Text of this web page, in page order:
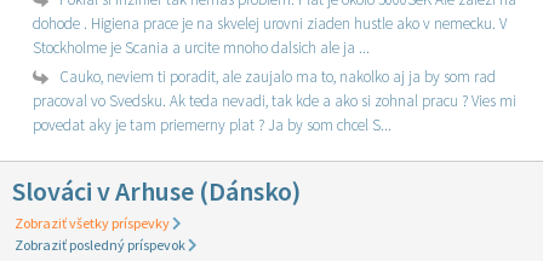
dohode . Higiena prace je na skvelej urovni ziaden hustle ako v nemecku. V
Stockholme je Scania a urcite mnoho dalsich ale ja ...
Cauko, neviem ti poradit, ale zaujalo ma to, nakolko aj ja by som rad
pracoval vo Svedsku. Ak teda nevadi, tak kde a ako si zohnal pracu ? Vies mi
povedat aky je tam priemerny plat ? Ja by som chcel S...
Slováci v Arhuse (Dánsko)
Zobraziť všetky príspevky
Zobraziť posledný príspevok